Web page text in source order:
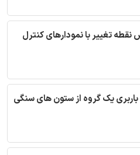
تغییر با نمودارهای کنترل
یک گروه از ستون های سنگی